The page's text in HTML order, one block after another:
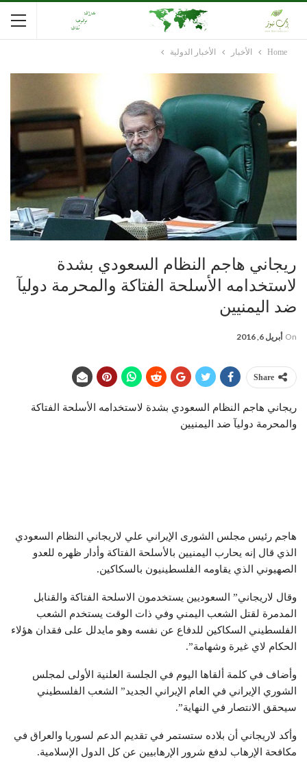
Home الأخبار الأخبار الدولية
ريجاني هاجم النظام السعودي بشدة
لاستخدامه الأسلحة الفتاكة والمحرمة دوليآ
ضد اليمنيين
On أبريل 6, 2016
Share
ريجاني هاجم النظام السعودي بشدة لاستخدامه الأسلحة الفتاكة
والمحرمة دوليآ ضد اليمنيين
هاجم رئيس مجلس الشورى الإيراني علي لاريجاني النظام السعودي
الذي قال إنه يحارب اليمنيين بالأسلحة الفتاكة وأدار ظهره للعدو
الصهيوني الذي يقاومه الفلسطينيون بالسكاكين.
وقال لاريجاني” السعوديين يستخدمون الاسلحة الفتاكة والقنابل
المدمرة لقتل الشعب اليمني وفي ذات الوقت يستخدم الشعب
الفلسطيني السكاكين للدفاع عن نفسه وهو مايدلل على فقدان هؤلاء
الحكام لاي غيرة وشهامة”.
وأضاف في كلمة ألقاها اليوم في الجلسة العلنية الأولى لمجلس
الشوري الإيراني في العام الإيراني الجديد” الشعب الفلسطيني
سيحقق الانتصار في النهاية”.
وأكد لاريجاني أن بلاده ستستمر في تقديم الدعم لسوريا والعراق في
مكافحة الإرهاب لدفع شرور الإرهابيين عن كل الدول الإسلامية.